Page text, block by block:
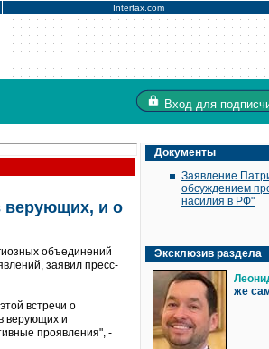
Interfax.com
Вход для
верующих, и о
объединений
заявил пресс-
встречи о
верующих и
проявления", -
Документы
Заявление
обсуждением
насилия в РФ"
Эксклюзив раздела
же